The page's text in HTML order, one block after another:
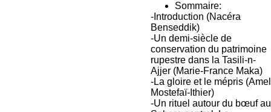
Sommaire:
-Introduction (Nacéra
Benseddik)
-Un demi-siècle de
conservation du patrimoine
rupestre dans la Tasili-n-
Ajjer (Marie-France Maka)
-La gloire et le mépris (Amel
Mostefaï-Ithier)
-Un rituel autour du bœuf au